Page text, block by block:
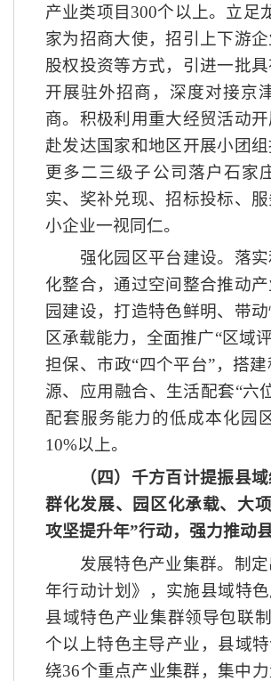
产业类项目300个以上。立足
家为招商大使，招引上下游
股权投资等方式，引进一批
开展驻外招商，深度对接京
商。积极利用重大经贸活动
赴发达国家和地区开展小团
更多二三级子公司落户石家
实、奖补兑现、招标投标、
小企业一视同仁。
强化园区平台建设。落实
化整合，通过空间整合推动
园建设，打造特色鲜明、带
区承载能力，全面推广“区域
担保、市政“四个平台”，搭
源、应用融合、生活配套“六
配套服务能力的低成本化园
10%以上。
（四）千方百计提振县
群化发展、园区化承载、大
攻坚提升年”行动，强力推动
发展特色产业集群。制定
年行动计划》，实施县域特
县域特色产业集群领导包联
个以上特色主导产业，县域
绕36个重点产业集群，集中